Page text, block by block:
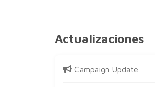
Actualizaciones
Campaign Update